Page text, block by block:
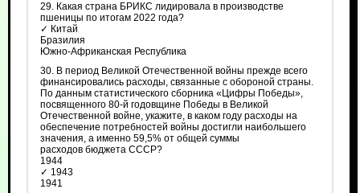
29. Какая страна БРИКС лидировала в производстве
пшеницы по итогам 2022 года?
✓ Китай
Бразилия
Южно-Африканская Республика
30. В период Великой Отечественной войны прежде всего
финансировались расходы, связанные с обороной страны.
По данным статистического сборника «Цифры Победы»,
посвященного 80-й годовщине Победы в Великой
Отечественной войне, укажите, в каком году расходы на
обеспечение потребностей войны достигли наибольшего
значения, а именно 59,5% от общей суммы
расходов бюджета СССР?
1944
✓ 1943
1941